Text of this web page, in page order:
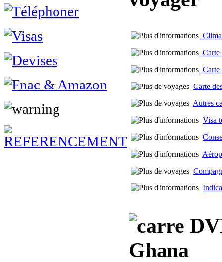
Carte
Carte
Carte
Autres
Visa
Ghana